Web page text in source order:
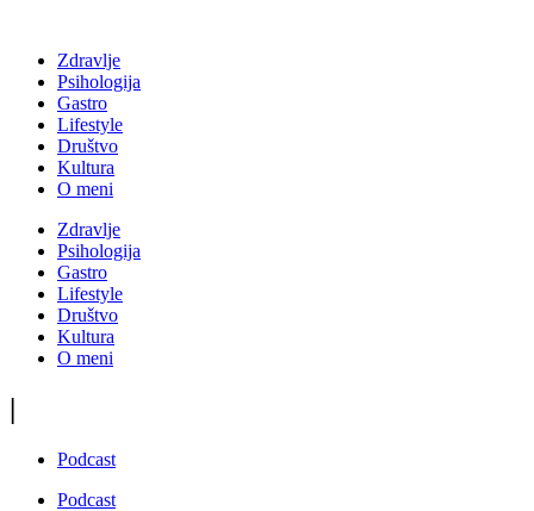
Zdravlje
Psihologija
Gastro
Lifestyle
Društvo
Kultura
O meni
Zdravlje
Psihologija
Gastro
Lifestyle
Društvo
Kultura
O meni
|
Podcast
Podcast